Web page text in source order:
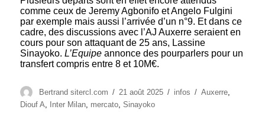
comme ceux de Jeremy Agbonifo et Angelo Fulgini
par exemple mais aussi l’arrivée d’un n°9. Et dans ce
cadre, des discussions avec l’AJ Auxerre seraient en
cours pour son attaquant de 25 ans, Lassine
Sinayoko.L’Equipe annonce des pourparlers pour un
transfert compris entre 8 et 10M€.
Auteur
Bertrand sitercl.com
Publié
le
21 août 2025 Catégories
infos Étiquettes
Auxerre,
Diouf A, Inter Milan, mercato,Sinayoko